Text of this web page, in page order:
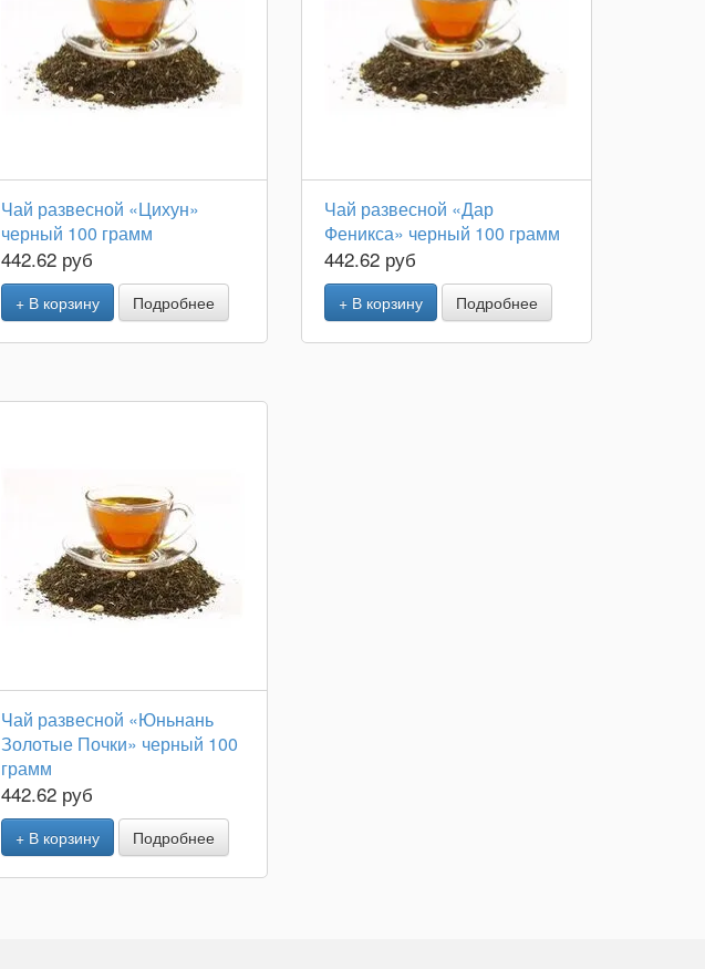
Чай развесной «Цихун»
черный 100 грамм
442.62 руб
+ В корзину Подробнее
Чай развесной «Дар
Феникса» черный 100 грамм
442.62 руб
+ В корзину Подробнее
Чай развесной «Юньнань
Золотые Почки» черный 100
грамм
442.62 руб
+ В корзину Подробнее